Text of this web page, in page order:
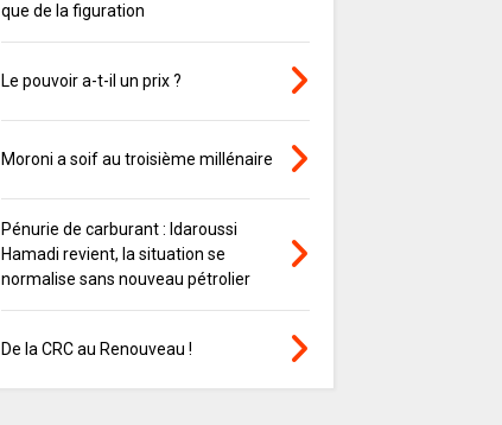
que de la figuration
Le pouvoir a-t-il un prix ?
Moroni a soif au troisième millénaire
Pénurie de carburant : Idaroussi
Hamadi revient, la situation se
normalise sans nouveau pétrolier
De la CRC au Renouveau !